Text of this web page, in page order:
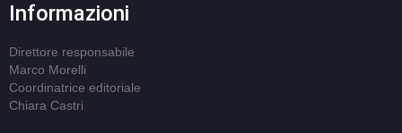
Informazioni
Direttore responsabile
Marco Morelli
Coordinatrice editoriale
Chiara Castri